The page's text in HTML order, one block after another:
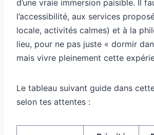
d’une vraie immersion paisible. Il
l’accessibilité, aux services
locale, activités calmes) et à la
lieu, pour ne pas juste « dormir
mais vivre pleinement cette
Le tableau suivant guide dans
selon tes attentes :